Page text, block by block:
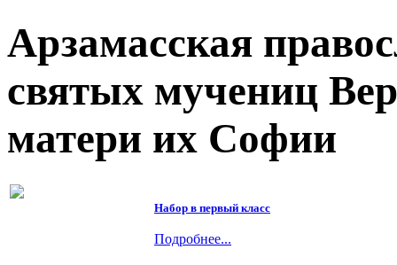
Арзамасская
святых мучениц
матери их Софии
Набор в первый класс
Подробнее...